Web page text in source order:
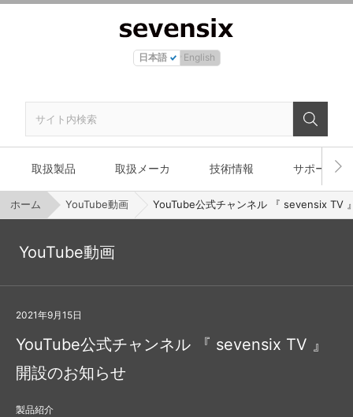
日本語 English
取扱製品 取扱メーカ 技術情報 サポート
ホーム YouTube動画 YouTube公式チャンネル 『 sevensix TV
YouTube動画
YouTube公式チャンネル 『 sevensix TV 』
開設のお知らせ
製品紹介
2021年9月15日